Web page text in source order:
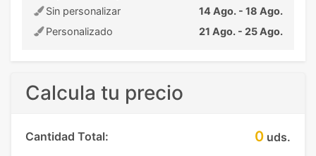
Sin personalizar
14 Ago. - 18 Ago.
Personalizado
21 Ago. - 25 Ago.
Calcula tu precio
Cantidad Total: 0 uds.